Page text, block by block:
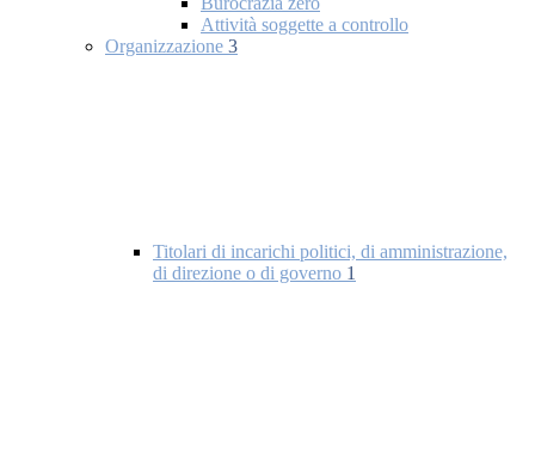
Attività soggette a controllo
Organizzazione 3
Titolari di incarichi politici, di amministrazione,
di direzione o di governo 1